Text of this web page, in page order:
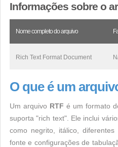
Informações sobre o
Nome completo do arquivo
Rich Text Format Document
O que é um
Um arquivo RTF é um formato
suporta "rich text". Ele inclui
como negrito, itálico,
fonte e configurações de